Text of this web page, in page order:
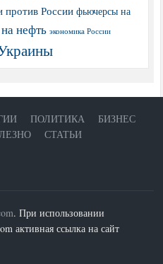
против России фьючерсы на
нефть экономика России
ПОЛИТИКА
БИЗНЕС
СТАТЬИ
. При использовании
активная ссылка на сайт